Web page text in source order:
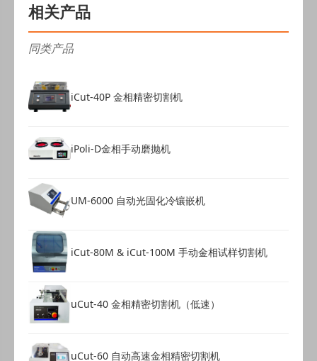
相关产品
同类产品
iCut-40P 金相精密切割机
iPoli-D金相手动磨抛机
UM-6000 自动光固化冷镶嵌机
iCut-80M & iCut-100M 手动金相试样切割机
uCut-40 金相精密切割机（低速）
uCut-60 自动高速金相精密切割机